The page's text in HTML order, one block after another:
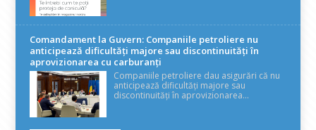
Comandament la Guvern: Companiile petroliere nu
anticipează dificultăți majore sau discontinuități în
aprovizionarea cu carburanți
Companiile petroliere dau asigurări că nu
anticipează dificultăți majore sau
discontinuități în aprovizionarea...